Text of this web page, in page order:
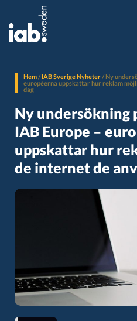
Hem/ IAB Sverige Nyheter/ Ny
européerna uppskattar hur reklam
dag
Ny undersökning
IAB Europe –
uppskattar hur
de internet de